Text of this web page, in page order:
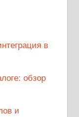
в
обзор
и